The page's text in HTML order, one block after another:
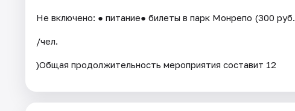
Не включено: ● питание● билеты в парк Монрепо (300 руб.
/чел.
)Общая продолжительность мероприятия составит 12